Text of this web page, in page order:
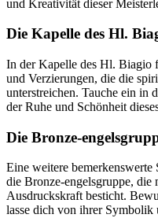
und Kreativität dieser
Die Kapelle des Hl.
In der Kapelle des Hl. Biagio
und Verzierungen, die die
unterstreichen. Tauche ein in
der Ruhe und Schönheit
Die Bronze-
Eine weitere
die Bronze-engelsgruppe, die
Ausdruckskraft besticht.
lasse dich von ihrer Symbolik